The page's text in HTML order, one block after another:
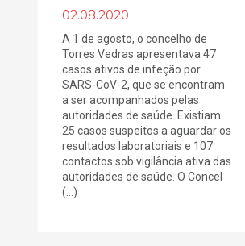
02.08.2020
A 1 de agosto, o concelho de
Torres Vedras apresentava 47
casos ativos de infeção por
SARS-CoV-2, que se encontram
a ser acompanhados pelas
autoridades de saúde. Existiam
25 casos suspeitos a aguardar os
resultados laboratoriais e 107
contactos sob vigilância ativa das
autoridades de saúde. O Concel
(...)